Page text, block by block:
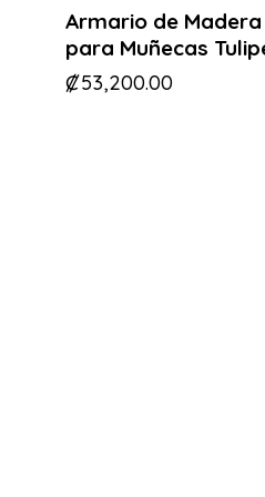
Armario de
para Muñecas
₡53,200.00